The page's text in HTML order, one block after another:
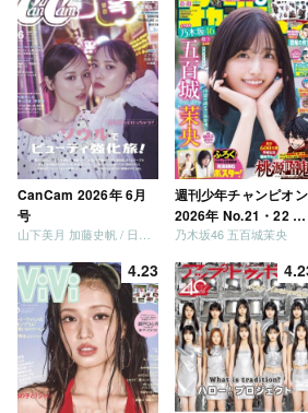
CanCam 2026年 6月
号
週刊少年チャンピオン
2026年 No.21・22 合
併号
乃木坂46 五百城茉央
4.23